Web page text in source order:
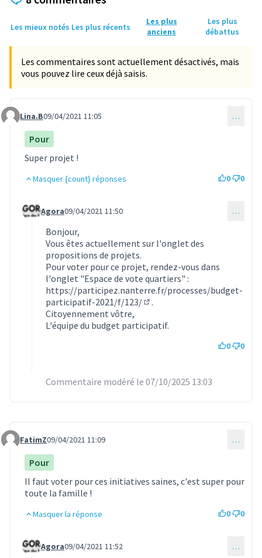
Les mieux notés Les plus récents
Les plus
anciens
Les plus
débattus
Les commentaires sont actuellement désactivés, mais
vous pouvez lire ceux déjà saisis.
Commentaire 459
Lina.B09/04/2021 11:05 …
Pour
Super projet !
Masquer {count} réponses 0 0
Commentaire 464 (réponse au commentaire 459)
Agora09/04/2021 11:50 …
Bonjour,
Vous êtes actuellement sur l'onglet des
propositions de projets.
Pour voter pour ce projet, rendez-vous dans
l'onglet "Espace de vote quartiers" :
https://participez.nanterre.fr/processes/budget-
participatif-2021/f/123/
.
Citoyennement vôtre,
L'équipe du budget participatif.
0 0
Commentaire modéré le 07/10/2025 13:03
Commentaire 460
FatimZ09/04/2021 11:09 …
Pour
Il faut voter pour ces initiatives saines, c'est super pour
toute la famille !
Masquer la réponse 0 0
Commentaire 466 (réponse au commentaire 460)
Agora09/04/2021 11:52 …